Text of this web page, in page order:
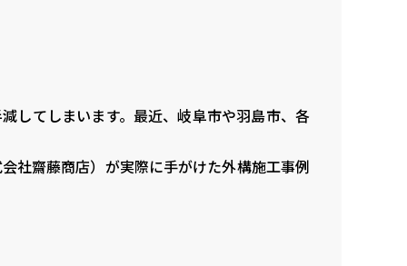
してしまいます。最近、岐阜市や羽島市、各
社齋藤商店）が実際に手がけた外構施工事例